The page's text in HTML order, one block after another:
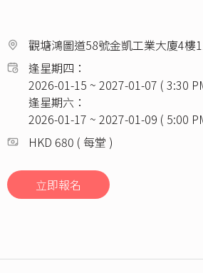
觀塘鴻圖道58號金凱工業大廈4樓
逢星期四：
2026-01-15 ~ 2027-01-07 ( 3:30
逢星期六：
2026-01-17 ~ 2027-01-09 ( 5:00
HKD 680 ( 每堂 )
立即報名